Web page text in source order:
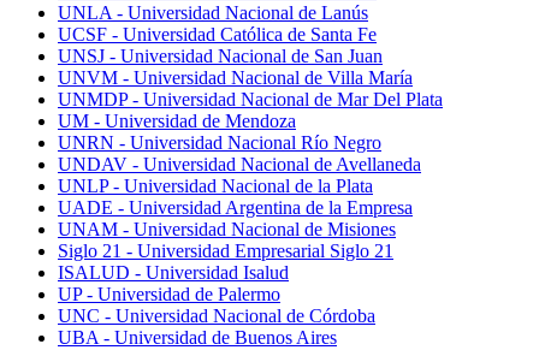
UNLA - Universidad Nacional de Lanús
UCSF - Universidad Católica de Santa Fe
UNSJ - Universidad Nacional de San Juan
UNVM - Universidad Nacional de Villa María
UNMDP - Universidad Nacional de Mar Del Plata
UM - Universidad de Mendoza
UNRN - Universidad Nacional Río Negro
UNDAV - Universidad Nacional de Avellaneda
UNLP - Universidad Nacional de la Plata
UADE - Universidad Argentina de la Empresa
UNAM - Universidad Nacional de Misiones
Siglo 21 - Universidad Empresarial Siglo 21
ISALUD - Universidad Isalud
UP - Universidad de Palermo
UNC - Universidad Nacional de Córdoba
UBA - Universidad de Buenos Aires